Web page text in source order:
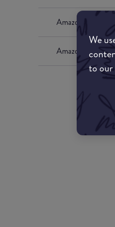
We
to our
Amazon UK
Amazon US